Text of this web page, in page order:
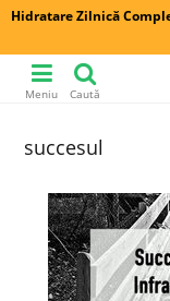
Hidratare Zilnică
Meniu Caută
succesul